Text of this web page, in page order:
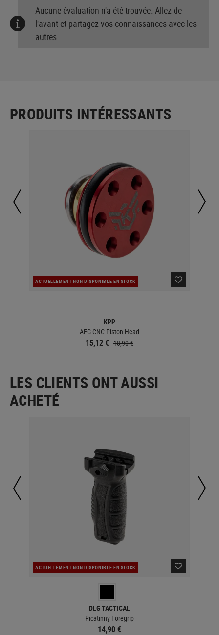
Aucune évaluation n'a été trouvée. Allez de
l'avant et partagez vos connaissances avec les
autres.
PRODUITS INTÉRESSANTS
ACTUELLEMENT NON DISPONIBLE EN STOCK
KPP
AEG CNC Piston Head
15,12 € 18,90 €
LES CLIENTS ONT AUSSI
ACHETÉ
ACTUELLEMENT NON DISPONIBLE EN STOCK
DLG TACTICAL
Picatinny Foregrip
14,90 €